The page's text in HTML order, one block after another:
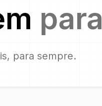
para
para sempre.